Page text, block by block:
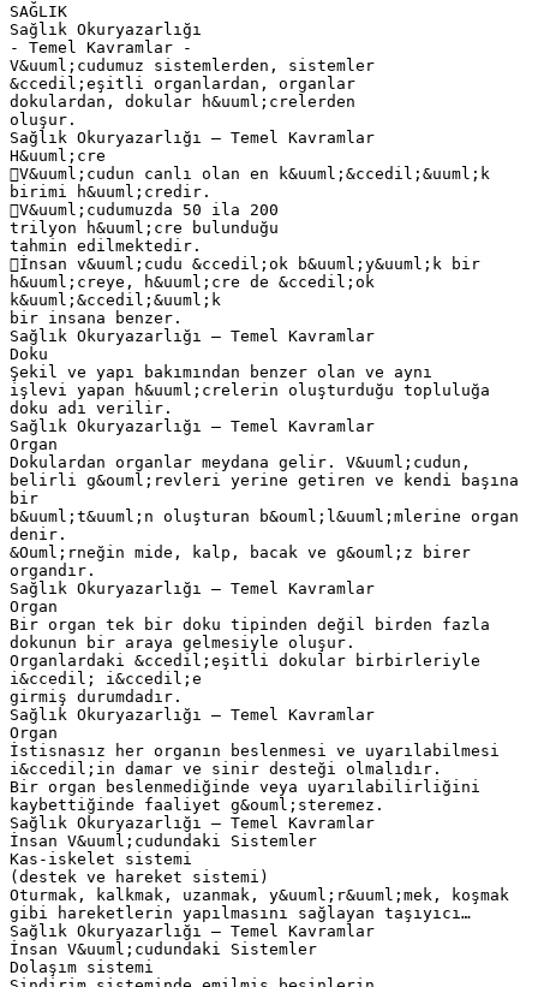
SAĞLIK
Sağlık Okuryazarlığı
- Temel Kavramlar -
V&uuml;cudumuz sistemlerden, sistemler
&ccedil;eşitli organlardan, organlar
dokulardan, dokular h&uuml;crelerden
oluşur.
Sağlık Okuryazarlığı – Temel Kavramlar
H&uuml;cre
V&uuml;cudun canlı olan en k&uuml;&ccedil;&uuml;k
birimi h&uuml;credir.
V&uuml;cudumuzda 50 ila 200
trilyon h&uuml;cre bulunduğu
tahmin edilmektedir.
İnsan v&uuml;cudu &ccedil;ok b&uuml;y&uuml;k bir
h&uuml;creye, h&uuml;cre de &ccedil;ok
k&uuml;&ccedil;&uuml;k
bir insana benzer.
Sağlık Okuryazarlığı – Temel Kavramlar
Doku
Şekil ve yapı bakımından benzer olan ve aynı
işlevi yapan h&uuml;crelerin oluşturduğu topluluğa
doku adı verilir.
Sağlık Okuryazarlığı – Temel Kavramlar
Organ
Dokulardan organlar meydana gelir. V&uuml;cudun,
belirli g&ouml;revleri yerine getiren ve kendi başına
bir
b&uuml;t&uuml;n oluşturan b&ouml;l&uuml;mlerine organ
denir.
&Ouml;rneğin mide, kalp, bacak ve g&ouml;z birer
organdır.
Sağlık Okuryazarlığı – Temel Kavramlar
Organ
Bir organ tek bir doku tipinden değil birden fazla
dokunun bir araya gelmesiyle oluşur.
Organlardaki &ccedil;eşitli dokular birbirleriyle
i&ccedil; i&ccedil;e
girmiş durumdadır.
Sağlık Okuryazarlığı – Temel Kavramlar
Organ
İstisnasız her organın beslenmesi ve uyarılabilmesi
i&ccedil;in damar ve sinir desteği olmalıdır.
Bir organ beslenmediğinde veya uyarılabilirliğini
kaybettiğinde faaliyet g&ouml;steremez.
Sağlık Okuryazarlığı – Temel Kavramlar
İnsan V&uuml;cudundaki Sistemler
Kas-iskelet sistemi
(destek ve hareket sistemi)
Oturmak, kalkmak, uzanmak, y&uuml;r&uuml;mek, koşmak
gibi hareketlerin yapılmasını sağlayan taşıyıcı…
Sağlık Okuryazarlığı – Temel Kavramlar
İnsan V&uuml;cudundaki Sistemler
Dolaşım sistemi